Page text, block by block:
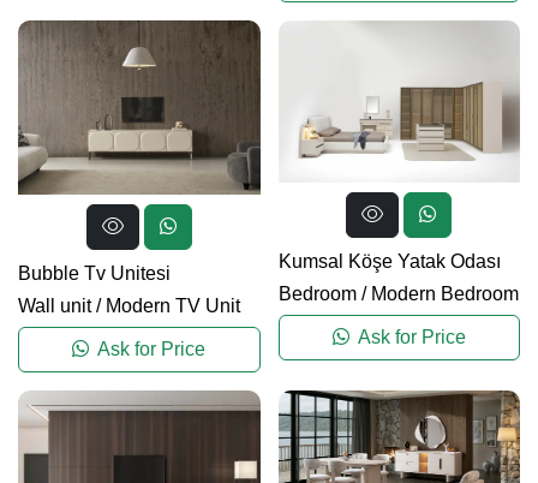
Bubble Tv Unitesi
Wall unit/ Modern TV Unit
Ask for Price
Kumsal Köşe Yatak Odası
Bedroom/ Modern Bedroom
Ask for Price